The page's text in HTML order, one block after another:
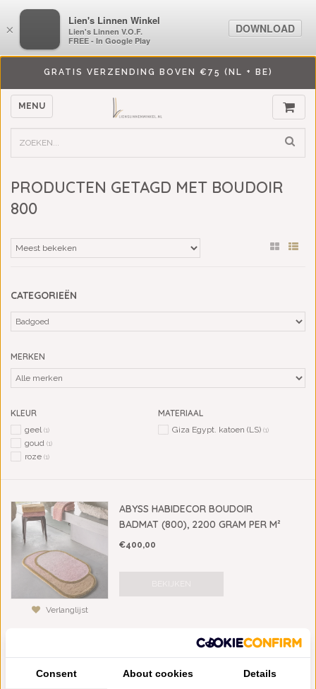
GRATIS VERZENDING BOVEN €75 (NL + BE)
MENU
PRODUCTEN GETAGD MET BOUDOIR
800
CATEGORIEËN
MERKEN
KLEUR
geel(1)
goud (1)
roze (1)
MATERIAAL
Giza Egypt. katoen (LS) (1)
Verlanglijst
ABYSS HABIDECOR BOUDOIR
BADMAT (800), 2200 GRAM PER M²
€400,00
×
LiensLinnenwinkel.nl
Lien's Linnen V.O.F.
FREE - In Google Play
DOWNLOAD
Consent About cookies Details
×
Lien's Linnen Winkel
Lien's Linnen V.O.F.
FREE - In Google Play
DOWNLOAD